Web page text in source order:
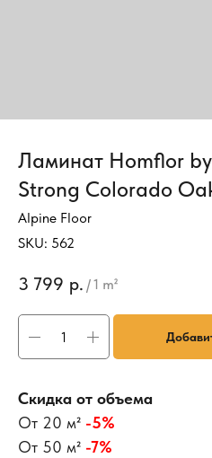
Ламинат Homflor
Strong Colorado
Alpine Floor
SKU: 562
3 799 р. /1 m²
Скидка от объема
От 20 м² -5%
От 50 м² -7%